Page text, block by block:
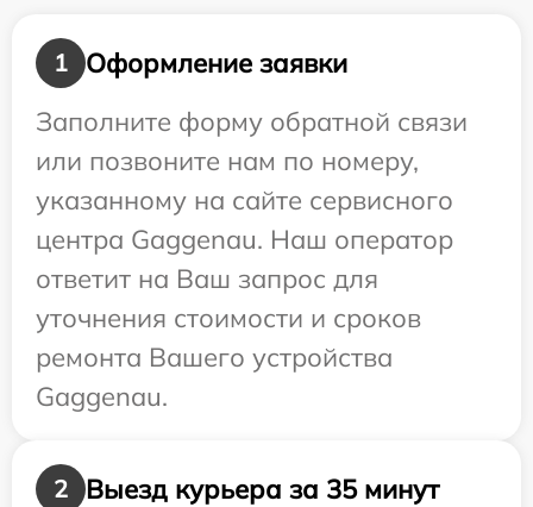
1
Оформление заявки
Заполните форму обратной связи
или позвоните нам по номеру,
указанному на сайте сервисного
центра Gaggenau. Наш оператор
ответит на Ваш запрос для
уточнения стоимости и сроков
ремонта Вашего устройства
Gaggenau.
2
Выезд курьера за 35 минут